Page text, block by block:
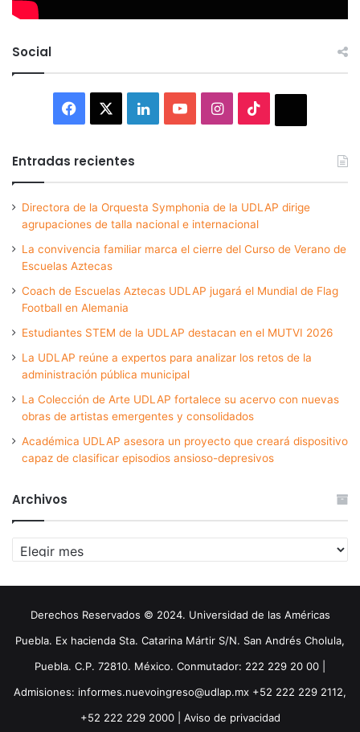
Social
Facebook LinkedInYouTubeInstagram
Entradas recientes
Directora de la Orquesta Symphonia de la UDLAP dirige
agrupaciones de talla nacional e internacional
La convivencia familiar marca el cierre del Curso de Verano de
Escuelas Aztecas
Coach de Escuelas Aztecas UDLAP jugará el Mundial de Flag
Football en Alemania
Estudiantes STEM de la UDLAP destacan en el MUTVI 2026
La UDLAP reúne a expertos para analizar los retos de la
administración pública municipal
La Colección de Arte UDLAP fortalece su acervo con nuevas
obras de artistas emergentes y consolidados
Académica UDLAP asesora un proyecto que creará dispositivo
capaz de clasificar episodios ansioso-depresivos
Archivos
Archivos
Derechos Reservados © 2024. Universidad de las Américas
Puebla. Ex hacienda Sta. Catarina Mártir S/N. San Andrés Cholula,
Puebla. C.P. 72810. México. Conmutador: 222 229 20 00 |
Admisiones: informes.nuevoingreso@udlap.mx +52 222 229 2112,
+52 222 229 2000 | Aviso de privacidad